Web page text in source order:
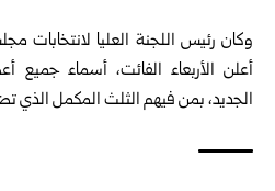
وكان رئيس اللجنة العليا
أعلن الأربعاء الفائت، ‏أسماء
الجديد، بمن فيهم الثلث المكمل الذي تضمن